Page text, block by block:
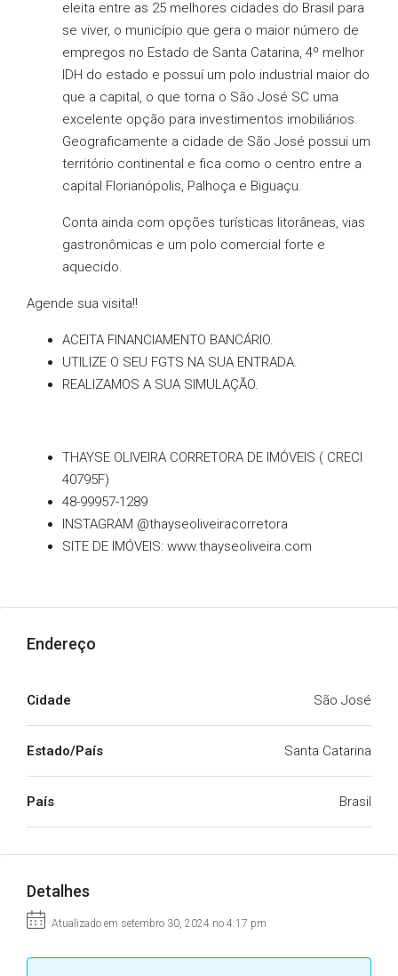
eleita entre as 25 melhores cidades do Brasil para
se viver, o município que gera o maior número de
empregos no Estado de Santa Catarina, 4º melhor
IDH do estado e possuí um polo industrial maior do
que a capital, o que torna o São José SC uma
excelente opção para investimentos imobiliários.
Geograficamente a cidade de São José possui um
território continental e fica como o centro entre a
capital Florianópolis, Palhoça e Biguaçu.
Conta ainda com opções turísticas litorâneas, vias
gastronômicas e um polo comercial forte e
aquecido.
Agende sua visita!!
ACEITA FINANCIAMENTO BANCÁRIO.
UTILIZE O SEU FGTS NA SUA ENTRADA.
REALIZAMOS A SUA SIMULAÇÃO.
THAYSE OLIVEIRA CORRETORA DE IMÓVEIS ( CRECI
40795F)
48-99957-1289
INSTAGRAM @thayseoliveiracorretora
SITE DE IMÓVEIS: www.thayseoliveira.com
Endereço
Cidade São José
Estado/País Santa Catarina
País Brasil
Detalhes
Atualizado em setembro 30, 2024 no 4:17 pm